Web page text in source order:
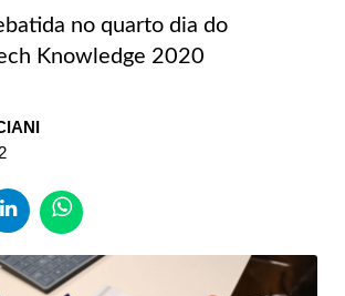
no quarto dia do
Knowledge 2020